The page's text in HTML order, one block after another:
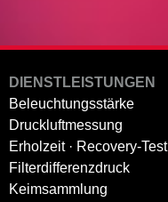
DIENSTLEISTUNGEN
Beleuchtungsstärke
Druckluftmessung
Erholzeit · Recovery-Test
Filterdifferenzdruck
Keimsammlung